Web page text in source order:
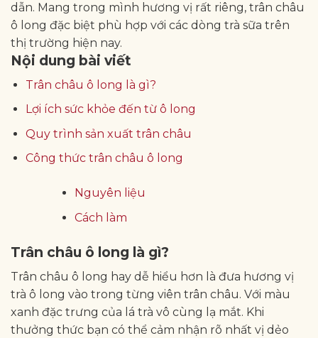
dẫn. Mang trong mình hương vị rất riêng, trân châu
ô long đặc biệt phù hợp với các dòng trà sữa trên
thị trường hiện nay.
Nội dung bài viết
Trân châu ô long là gì?
Lợi ích sức khỏe đến từ ô long
Quy trình sản xuất trân châu
Công thức trân châu ô long
Nguyên liệu
Cách làm
Trân châu ô long là gì?
Trân châu ô long hay dễ hiểu hơn là đưa hương vị
trà ô long vào trong từng viên trân châu. Với màu
xanh đặc trưng của lá trà vô cùng lạ mắt. Khi
thưởng thức bạn có thể cảm nhận rõ nhất vị dẻo